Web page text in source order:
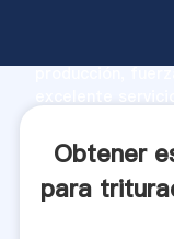
producción,
aporta valores a
Obtener
para